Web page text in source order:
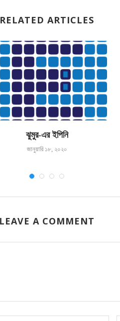
RELATED ARTICLES
ঝুমুর-এর ইপিনি
জানুয়ারি ১৮, ২০২০
LEAVE A COMMENT